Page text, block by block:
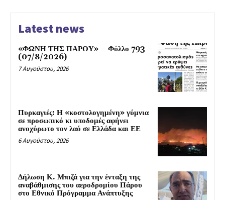
Latest news
«ΦΩΝΗ ΤΗΣ ΠΑΡΟΥ» – Φύλλο 793 –
(07/8/2026)
7 Αυγούστου, 2026
Πυρκαγιές: Η «κοστολογημένη» γύμνια
σε προσωπικό κι υποδομές αφήνει
ανοχύρωτο τον λαό σε Ελλάδα και ΕΕ
6 Αυγούστου, 2026
Δήλωση Κ. Μπιζά για την ένταξη της
αναβάθμισης του αεροδρομίου Πάρου
στο Εθνικό Πρόγραμμα Ανάπτυξης